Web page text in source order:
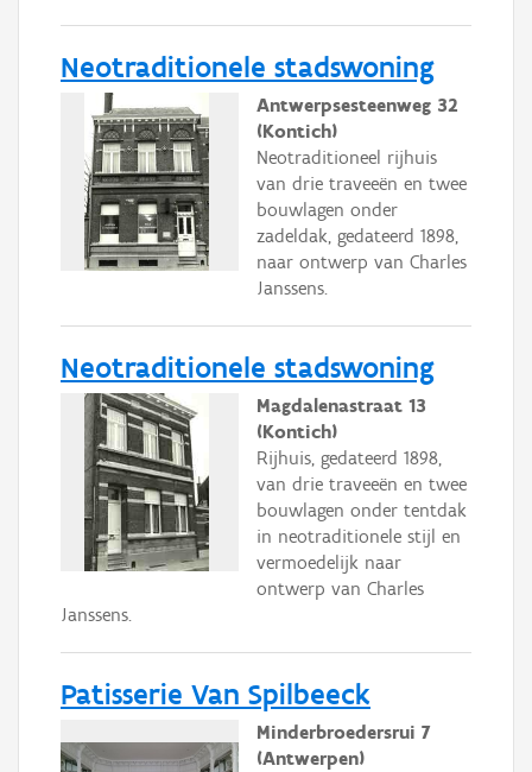
Neotraditionele stadswoning
Antwerpsesteenweg 32
(Kontich)
Neotraditioneel rijhuis
van drie traveeën en twee
bouwlagen onder
zadeldak, gedateerd 1898,
naar ontwerp van Charles
Janssens.
Neotraditionele stadswoning
Magdalenastraat 13
(Kontich)
Rijhuis, gedateerd 1898,
van drie traveeën en twee
bouwlagen onder tentdak
in neotraditionele stijl en
vermoedelijk naar
ontwerp van Charles
Janssens.
Patisserie Van Spilbeeck
Minderbroedersrui 7
(Antwerpen)